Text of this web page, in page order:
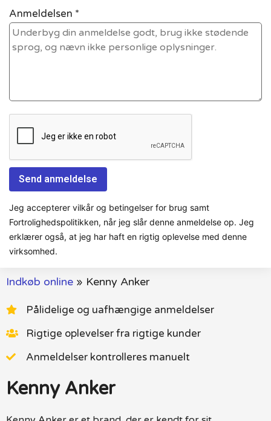
Anmeldelsen *
Jeg accepterer vilkår og betingelser for brug samt
Fortrolighedspolitikken, når jeg slår denne anmeldelse op. Jeg
erklærer også, at jeg har haft en rigtig oplevelse med denne
virksomhed.
Indkøb online » Kenny Anker
Pålidelige og uafhængige anmeldelser
Rigtige oplevelser fra rigtige kunder
Anmeldelser kontrolleres manuelt
Kenny Anker